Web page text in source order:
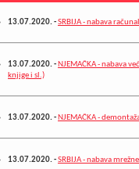
13.07.2020.-SRBIJA - nabava
13.07.2020.- NJEMAČKA - nabava
knjige i sl.)
13.07.2020.- NJEMAČKA -
13.07.2020.-SRBIJA - nabava